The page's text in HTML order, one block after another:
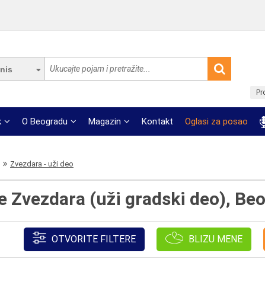
O Beogradu Magazin Kontakt Oglasi za posao
Zvezdara - uži deo
Zvezdara (uži gradski deo),
OTVORITE FILTERE BLIZU MENE